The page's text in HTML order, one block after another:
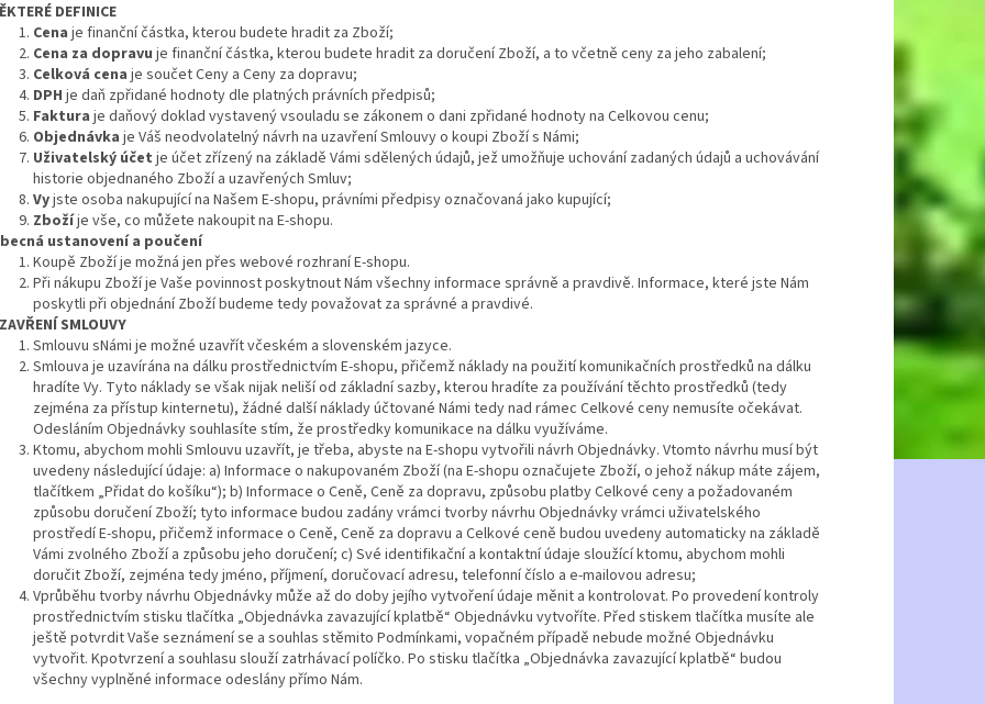
DEFINICE
Cena je finanční částka, kterou budete hradit za Zboží;
Cena za dopravu je finanční částka, kterou budete hradit za doručení Zboží, a to včetně ceny za jeho zabalení;
Celková cena je součet Ceny a Ceny za dopravu;
DPH je daň zpřidané hodnoty dle platných právních předpisů;
Faktura je daňový doklad vystavený vsouladu se zákonem o dani zpřidané hodnoty na Celkovou cenu;
Objednávka je Váš neodvolatelný návrh na uzavření Smlouvy o koupi Zboží s Námi;
Uživatelský účet je účet zřízený na základě Vámi sdělených údajů, jež umožňuje uchování zadaných údajů a uchovávání
historie objednaného Zboží a uzavřených Smluv;
Vyjste osoba nakupující na Našem E-shopu, právními předpisy označovaná jako kupující;
Zbožíje vše, co můžete nakoupit na E-shopu.
ustanovení a poučení
Koupě Zboží je možná jen přes webové rozhraní E-shopu.
Při nákupu Zboží je Vaše povinnost poskytnout Nám všechny informace správně a pravdivě. Informace, které jste Nám
poskytli při objednání Zboží budeme tedy považovat za správné a pravdivé.
SMLOUVY
Smlouvu sNámi je možné uzavřít včeském a slovenském jazyce.
Smlouva je uzavírána na dálku prostřednictvím E-shopu, přičemž náklady na použití komunikačních prostředků na dálku
hradíte Vy. Tyto náklady se však nijak neliší od základní sazby, kterou hradíte za používání těchto prostředků (tedy
zejména za přístup kinternetu), žádné další náklady účtované Námi tedy nad rámec Celkové ceny nemusíte očekávat.
Odesláním Objednávky souhlasíte stím, že prostředky komunikace na dálku využíváme.
Ktomu, abychom mohli Smlouvu uzavřít, je třeba, abyste na E-shopu vytvořili návrh Objednávky. Vtomto návrhu musí být
uvedeny následující údaje: a) Informace o nakupovaném Zboží (na E-shopu označujete Zboží, o jehož nákup máte zájem,
tlačítkem „Přidat do košíku“); b) Informace o Ceně, Ceně za dopravu, způsobu platby Celkové ceny a požadovaném
způsobu doručení Zboží; tyto informace budou zadány vrámci tvorby návrhu Objednávky vrámci uživatelského
prostředí E-shopu, přičemž informace o Ceně, Ceně za dopravu a Celkové ceně budou uvedeny automaticky na základě
Vámi zvolného Zboží a způsobu jeho doručení; c) Své identifikační a kontaktní údaje sloužící ktomu, abychom mohli
doručit Zboží, zejména tedy jméno, příjmení, doručovací adresu, telefonní číslo a e-mailovou adresu;
Vprůběhu tvorby návrhu Objednávky může až do doby jejího vytvoření údaje měnit a kontrolovat. Po provedení kontroly
prostřednictvím stisku tlačítka „Objednávka zavazující kplatbě“ Objednávku vytvoříte. Před stiskem tlačítka musíte ale
ještě potvrdit Vaše seznámení se a souhlas stěmito Podmínkami, vopačném případě nebude možné Objednávku
vytvořit. Kpotvrzení a souhlasu slouží zatrhávací políčko. Po stisku tlačítka „Objednávka zavazující kplatbě“ budou
všechny vyplněné informace odeslány přímo Nám.